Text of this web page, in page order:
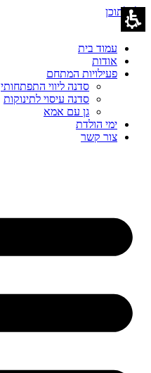
אודות
דלג לתוכן
עמוד בית
אודות
פעילויות המתחם
סדנה ליווי התפתחותי
סדנה עיסוי לתינוקות
גן עם אמא
ימי הולדת
צור קשר